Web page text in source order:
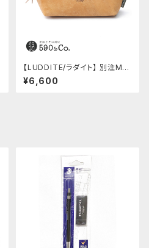
【LUDDITE/ラダイト】 別注MAY
Aレザーボートペンケース (コニ
ャック)
¥6,600